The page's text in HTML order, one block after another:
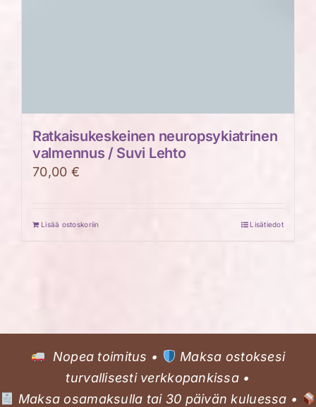
Ratkaisukeskeinen neuropsykiatrinen
valmennus / Suvi Lehto
70,00 €
Lisää ostoskoriin Lisätiedot
Nopea toimitus •
Maksa ostoksesi
turvallisesti verkkopankissa •
Maksa osamaksulla tai 30 päivän kuluessa •